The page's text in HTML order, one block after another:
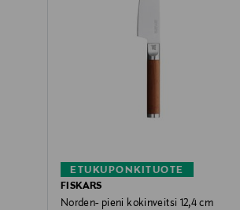
ETUKUPONKITUOTE
FISKARS
Norden- pieni kokinveitsi 12,4 cm